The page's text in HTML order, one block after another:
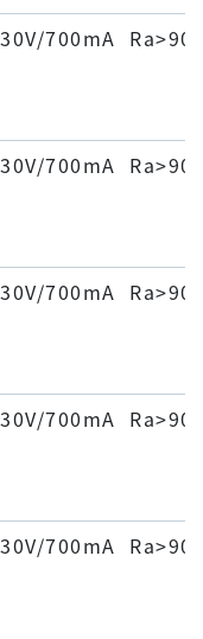
30V/700mA Ra>90
30V/700mA Ra>90
30V/700mA Ra>90
30V/700mA Ra>90
30V/700mA Ra>90